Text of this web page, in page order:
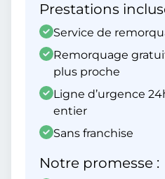
Prestations
Service de
Remorquage
plus proche
Ligne d’urgence
entier
Sans franchise
Notre promesse :